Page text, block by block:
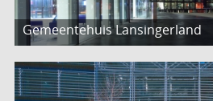
Gemeentehuis Lansingerland